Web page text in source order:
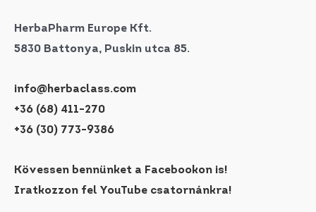
HerbaPharm Europe Kft.
5830 Battonya, Puskin utca 85.
info@herbaclass.com
+36 (68) 411-270
+36 (30) 773-9386
Kövessen bennünket a Facebookon is!
Iratkozzon fel YouTube csatornánkra!